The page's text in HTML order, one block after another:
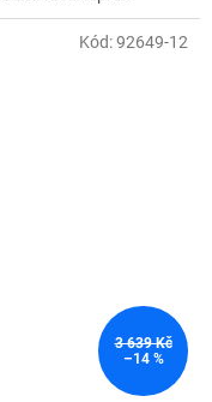
3 639 Kč
–14 %
Kód:92649-12